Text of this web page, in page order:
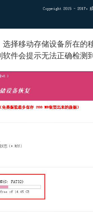
择移动存储设备所在的
件会提示无法正确检测